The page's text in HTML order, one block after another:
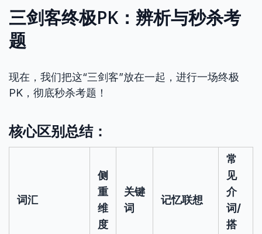
三剑客终极PK：辨析与秒杀考
题
现在，我们把这“三剑客”放在一起，进行一场终极
PK，彻底秒杀考题！
核心区别总结：
词汇
侧
重
维
度
关键
词
记忆联想
常
见
介
词/
搭